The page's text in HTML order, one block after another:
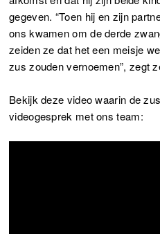
gegeven. “Toen hij en zijn
ons kwamen om de derde
zeiden ze dat het een meisje
zus zouden vernoemen”, zegt
Bekijk deze video waarin de
videogesprek met ons team: